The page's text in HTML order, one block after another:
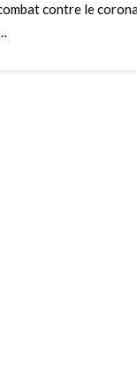
contre le